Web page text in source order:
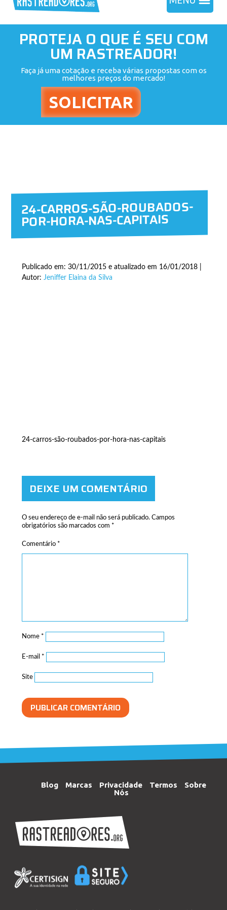
PROTEJA O QUE É SEU COM
UM RASTREADOR!
Faça já uma cotação e receba várias propostas com os
melhores preços do mercado!
24-CARROS-SÃO-ROUBADOS-
POR-HORA-NAS-CAPITAIS
Publicado em: 30/11/2015 e atualizado em 16/01/2018 |
Autor: Jeniffer Elaina da Silva
24-carros-são-roubados-por-hora-nas-capitais
DEIXE UM COMENTÁRIO
O seu endereço de e-mail não será publicado. Campos
obrigatórios são marcados com *
Comentário *
Nome *
E-mail *
Site
Blog Marcas Privacidade Termos
Sobre
Nós